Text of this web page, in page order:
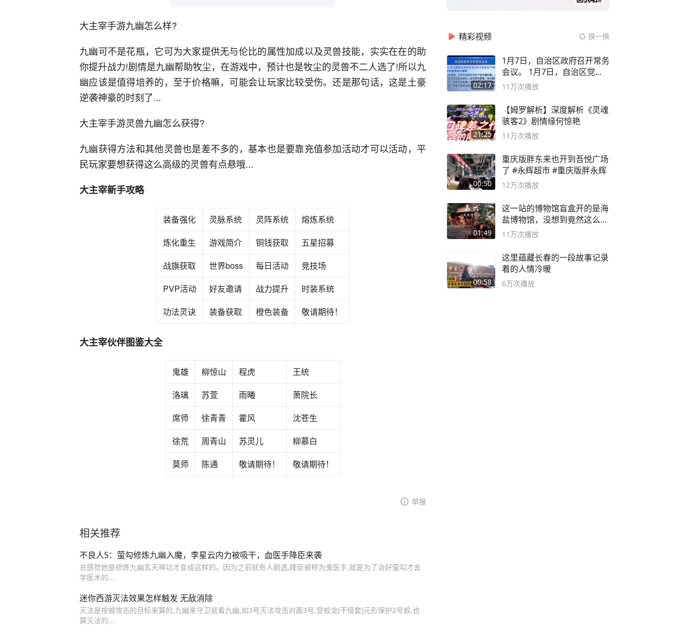
大主宰手游九幽怎么样?
九幽可不是花瓶，它可为大家提供无与伦比的属性加成以及灵兽技能，实实在在的助
你提升战力!剧情是九幽帮助牧尘，在游戏中，预计也是牧尘的灵兽不二人选了!所以九
幽应该是值得培养的，至于价格嘛，可能会让玩家比较受伤。还是那句话，这是土豪
逆袭神豪的时刻了...
大主宰手游灵兽九幽怎么获得?
九幽获得方法和其他灵兽也是差不多的，基本也是要靠充值参加活动才可以活动，平
民玩家要想获得这么高级的灵兽有点悬哦...
大主宰新手攻略
装备强化 灵脉系统 灵阵系统
熔炼系统
炼化重生
游戏简介 铜钱获取
五星招募
战旗获取
世界boss 每日活动
竞技场
PVP活动
好友邀请 战力提升
时装系统
功法灵诀
装备获取 橙色装备 敬请期待！
大主宰伙伴图鉴大全
鬼雄 柳惊山 程虎
王统
洛璃
苏萱 雨曦
萧院长
席师
徐青青 霍风
沈苍生
徐荒
周青山 苏灵儿
柳慕白
莫师
陈通 敬请期待！ 敬请期待！
举报
相关推荐
不良人5：萤勾修炼九幽入魔，李星云内力被吸干，血医手降臣来袭
总感觉她是修炼九幽玄天神功才变成这样的。因为之前就有人剧透,降臣被称为鬼医手,就是为了治好萤勾才去
学医术的...
迷你西游灭法效果怎样触发 无敌消除
灭法是按被攻击的目标来算的,九幽来守卫就看九幽,如3号灭法攻击对面3号,受蛟龙(不侵套)元形保护2号蛟,也
算灭法的...
精彩视频 换一换
02:17
1月7日，自治区政府召开常务
会议。 1月7日，自治区党委
副书记
11万次播放
21:25
【姆罗解析】深度解析《灵魂
骇客2》剧情缘何惊艳
11万次播放
00:50
重庆版胖东来也开到吾悦广场
了 #永辉超市 #重庆版胖永辉
12万次播放
01:49
这一站的博物馆盲盒开的是海
盐博物馆，没想到竟然这么好
逛！
11万次播放
00:58
这里蕴藏长春的一段故事记录
着的人情冷暖
6万次播放